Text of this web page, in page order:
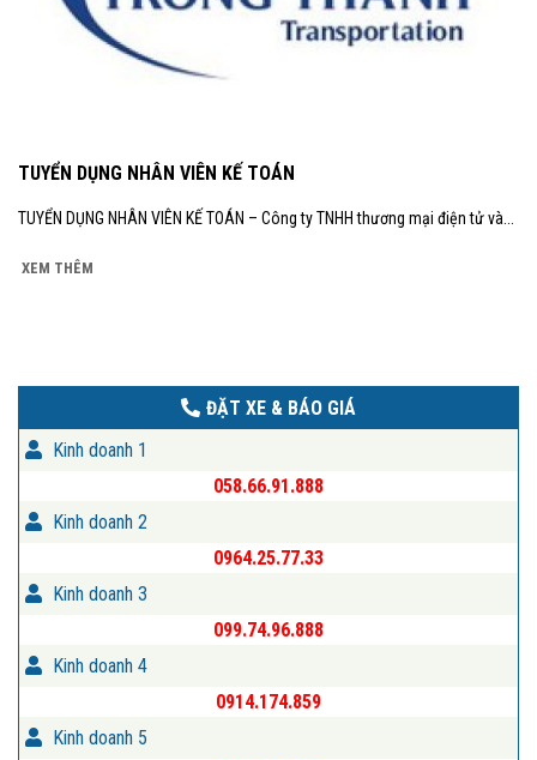
TUYỂN DỤNG NHÂN VIÊN KẾ TOÁN
TUYỂN DỤNG NHÂN VIÊN KẾ TOÁN – Công ty TNHH thương mại điện tử và...
XEM THÊM
ĐẶT XE & BÁO GIÁ
Kinh doanh 1
058.66.91.888
Kinh doanh 2
0964.25.77.33
Kinh doanh 3
099.74.96.888
Kinh doanh 4
0914.174.859
Kinh doanh 5